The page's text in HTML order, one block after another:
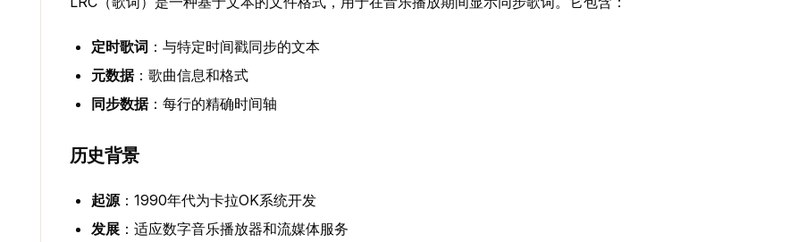
定时歌词 ：与特定时间戳同步的文本
元数据：歌曲信息和格式
同步数据：每行的精确时间轴
历史背景
起源：1990年代为卡拉OK系统开发
发展：适应数字音乐播放器和流媒体服务